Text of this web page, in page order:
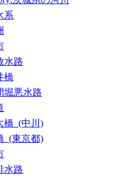
系
水路
橋
堀悪水路
橋_(中川)
_(東京都)
水路